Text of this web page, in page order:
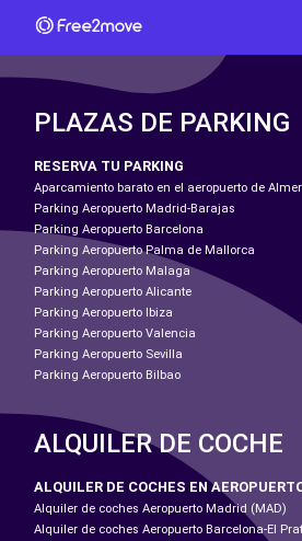
PLAZAS DE PARKING
RESERVA TU PARKING
Aparcamiento barato en el aeropuerto de
Parking Aeropuerto Madrid-Barajas
Parking Aeropuerto Barcelona
Parking Aeropuerto Palma de Mallorca
Parking Aeropuerto Malaga
Parking Aeropuerto Alicante
Parking Aeropuerto Ibiza
Parking Aeropuerto Valencia
Parking Aeropuerto Sevilla
Parking Aeropuerto Bilbao
ALQUILER DE COCHE
ALQUILER DE COCHES EN
Alquiler de coches Aeropuerto Madrid (MAD)
Alquiler de coches Aeropuerto Barcelona-El